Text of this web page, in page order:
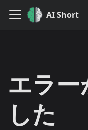
AI Short
エラー
した